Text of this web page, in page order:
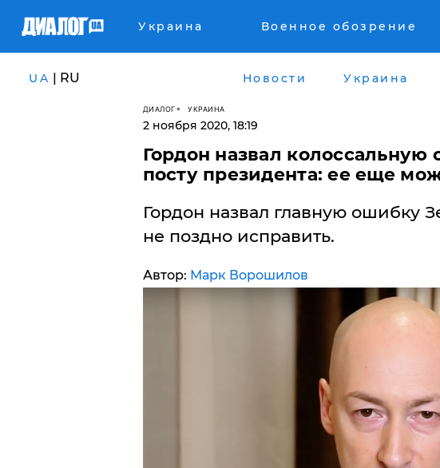
Украина Военное обозрение
UA | RU Новости Украина
ДИАЛОГ УКРАИНА
2 ноября 2020, 18:19
Гордон назвал колоссальную
посту президента: ее еще
​Гордон назвал главную ошибку
не поздно исправить.
Автор: Марк Ворошилов